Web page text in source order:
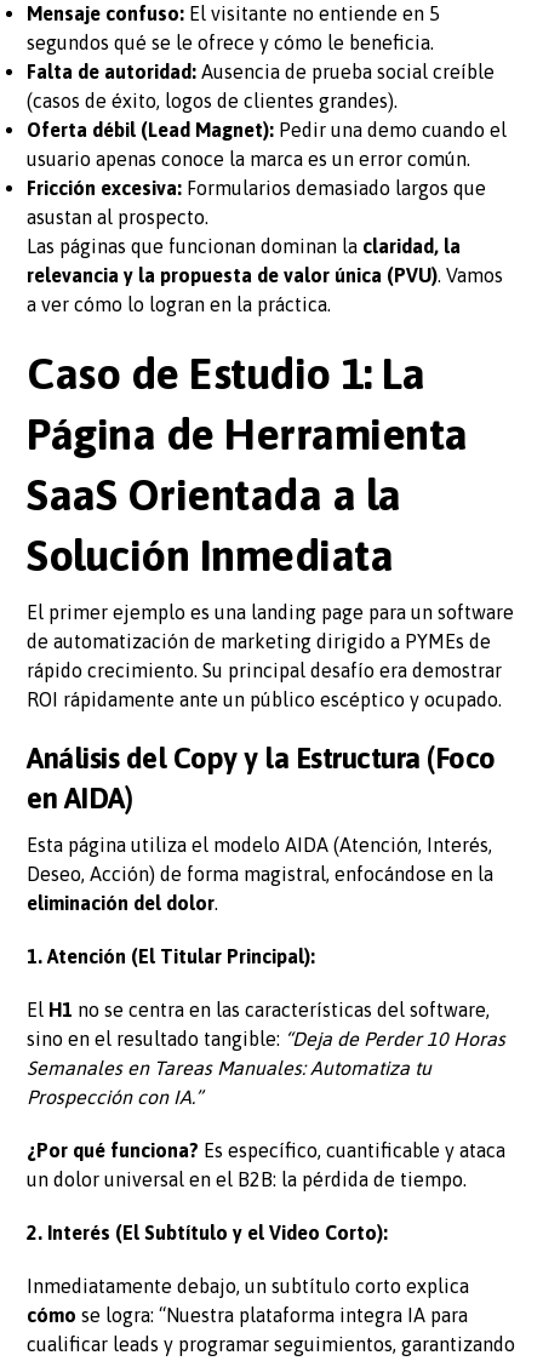
Mensaje confuso: El visitante no entiende en 5
segundos qué se le ofrece y cómo le beneficia.
Falta de autoridad: Ausencia de prueba social creíble
(casos de éxito, logos de clientes grandes).
Oferta débil (Lead Magnet): Pedir una demo cuando el
usuario apenas conoce la marca es un error común.
Fricción excesiva: Formularios demasiado largos que
asustan al prospecto.
Las páginas que funcionan dominan la claridad, la
relevancia y la propuesta de valor única (PVU) . Vamos
a ver cómo lo logran en la práctica.
Caso de Estudio 1: La
Página de Herramienta
SaaS Orientada a la
Solución Inmediata
El primer ejemplo es una landing page para un software
de automatización de marketing dirigido a PYMEs de
rápido crecimiento. Su principal desafío era demostrar
ROI rápidamente ante un público escéptico y ocupado.
Análisis del Copy y la Estructura (Foco
en AIDA)
Esta página utiliza el modelo AIDA (Atención, Interés,
Deseo, Acción) de forma magistral, enfocándose en la
eliminación del dolor
1. Atención (El Titular Principal):
El H1 no se centra en las características del software,
sino en el resultado tangible: “Deja de Perder 10 Horas
Semanales en Tareas Manuales: Automatiza tu
Prospección con IA.”
¿Por qué funciona? Es específico, cuantificable y ataca
un dolor universal en el B2B: la pérdida de tiempo.
2. Interés (El Subtítulo y el Video Corto):
Inmediatamente debajo, un subtítulo corto explica
cómo se logra: “Nuestra plataforma integra IA para
cualificar leads y programar seguimientos, garantizando